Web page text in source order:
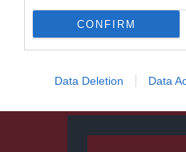
CONFIRM
Data Deletion Data
Keresés: